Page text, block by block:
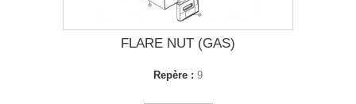
FLARE NUT (GAS)
Repère : 9